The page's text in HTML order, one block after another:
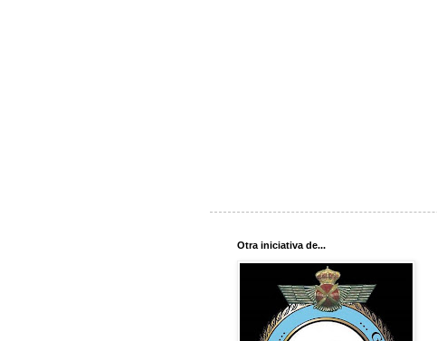
Otra iniciativa de...